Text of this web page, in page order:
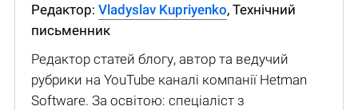
Редактор: Vladyslav Kupriyenko, Технічний
письменник
Редактор статей блогу, автор та ведучий
рубрики на YouTube каналі компанії Hetman
Software. За освітою: спеціаліст з